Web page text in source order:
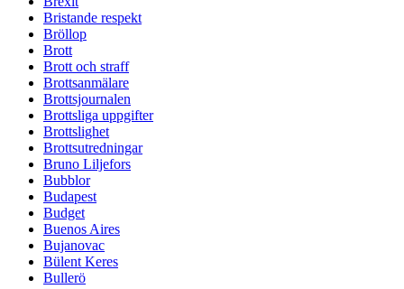
Bristande respekt
Bröllop
Brott
Brott och straff
Brottsanmälare
Brottsjournalen
Brottsliga uppgifter
Brottslighet
Brottsutredningar
Bruno Liljefors
Bubblor
Budapest
Budget
Buenos Aires
Bujanovac
Bülent Keres
Bullerö